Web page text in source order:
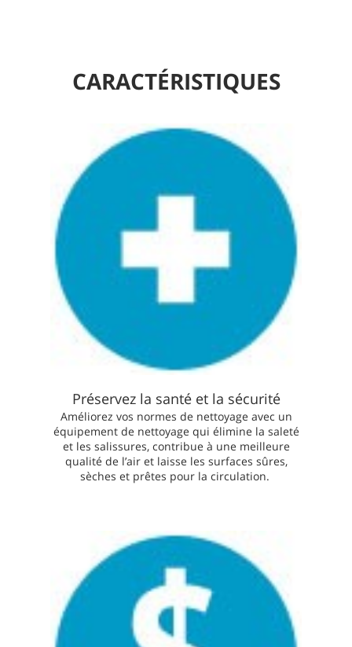
CARACTÉRISTIQUES
Préservez la santé et la sécurité
Améliorez vos normes de nettoyage avec un
équipement de nettoyage qui élimine la saleté
et les salissures, contribue à une meilleure
qualité de l’air et laisse les surfaces sûres,
sèches et prêtes pour la circulation.